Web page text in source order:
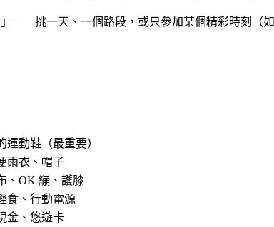
——挑一天、一個路段，或只參加某個精彩時刻（
運動鞋（最重要）
雨衣、帽子
、OK 繃、護膝
食、行動電源
金、悠遊卡